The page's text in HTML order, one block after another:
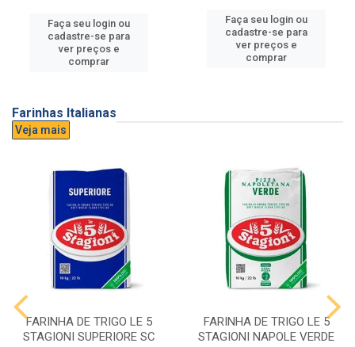
Faça seu login ou
cadastre-se para
ver preços e
comprar
Faça seu login ou
cadastre-se para
ver preços e
comprar
Farinhas Italianas
Veja mais
FARINHA DE TRIGO LE 5
STAGIONI SUPERIORE SC
FARINHA DE TRIGO LE 5
STAGIONI NAPOLE VERDE